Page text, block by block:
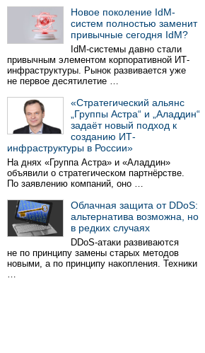
Новое поколение IdM-
систем полностью заменит
привычные сегодня IdM?
IdM-системы давно стали
привычным элементом корпоративной ИТ-
инфраструктуры. Рынок развивается уже
не первое десятилетие …
«Стратегический альянс
„Группы Астра“ и „Аладдин“
задаёт новый подход к
созданию ИТ-
инфраструктуры в России»
На днях «Группа Астра» и «Аладдин»
объявили о стратегическом партнёрстве.
По заявлению компаний, оно …
Облачная защита от DDoS:
альтернатива возможна, но
в редких случаях
DDoS-атаки развиваются
не по принципу замены старых методов
новыми, а по принципу накопления. Техники
…